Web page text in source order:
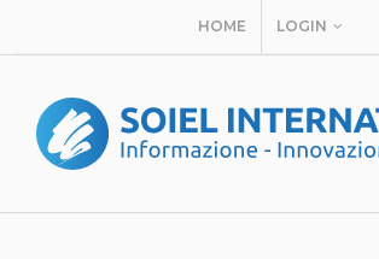
HOME LOGIN